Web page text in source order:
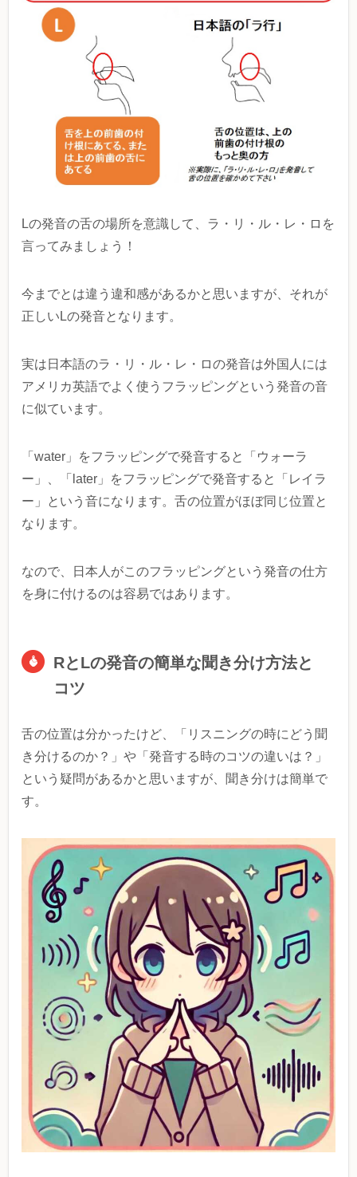
Lの発音の舌の場所を意識して、ラ・リ・ル・レ・ロを
言ってみましょう！
今までとは違う違和感があるかと思いますが、それが
正しいLの発音となります。
実は日本語のラ・リ・ル・レ・ロの発音は外国人には
アメリカ英語でよく使うフラッピングという発音の音
に似ています。
「water」をフラッピングで発音すると「ウォーラ
ー」、「later」をフラッピングで発音すると「レイラ
ー」という音になります。舌の位置がほぼ同じ位置と
なります。
なので、日本人がこのフラッピングという発音の仕方
を身に付けるのは容易ではあります。
RとLの発音の簡単な聞き分け方法と
コツ
舌の位置は分かったけど、「リスニングの時にどう聞
き分けるのか？」や「発音する時のコツの違いは？」
という疑問があるかと思いますが、聞き分けは簡単で
す。